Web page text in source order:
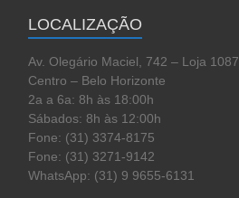
LOCALIZAÇÃO
Av. Olegário Maciel, 742 – Loja 1087
Centro – Belo Horizonte
2a a 6a: 8h às 18:00h
Sábados: 8h às 12:00h
Fone: (31) 3374-8175
Fone: (31) 3271-9142
WhatsApp: (31) 9 9655-6131